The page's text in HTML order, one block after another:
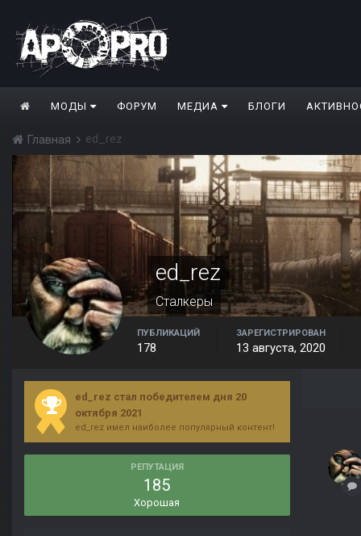
МОДЫ ФОРУМ МЕДИА БЛОГИ
Главная ed_rez
ed_rez
Сталкеры
ПУБЛИКАЦИЙ
178
ЗАРЕГИСТРИРОВАН
13 августа, 2020
ed_rez стал победителем дня 20
октября 2021
ed_rez имел наиболее популярный контент!
РЕПУТАЦИЯ
185
Хорошая